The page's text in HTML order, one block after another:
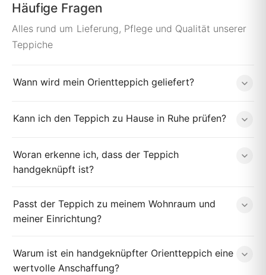
Häufige Fragen
Alles rund um Lieferung, Pflege und Qualität unserer
Teppiche
Wann wird mein Orientteppich geliefert?
Kann ich den Teppich zu Hause in Ruhe prüfen?
Woran erkenne ich, dass der Teppich
handgeknüpft ist?
Passt der Teppich zu meinem Wohnraum und
meiner Einrichtung?
Warum ist ein handgeknüpfter Orientteppich eine
wertvolle Anschaffung?